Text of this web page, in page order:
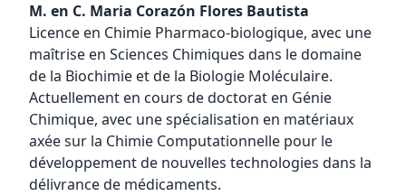
M. en C. Maria Corazón Flores Bautista
Licence en Chimie Pharmaco-biologique, avec une
maîtrise en Sciences Chimiques dans le domaine
de la Biochimie et de la Biologie Moléculaire.
Actuellement en cours de doctorat en Génie
Chimique, avec une spécialisation en matériaux
axée sur la Chimie Computationnelle pour le
développement de nouvelles technologies dans la
délivrance de médicaments.